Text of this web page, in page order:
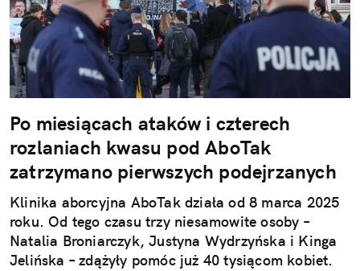
Po miesiącach ataków i czterech
rozlaniach kwasu pod AboTak
zatrzymano pierwszych podejrzanych
Klinika aborcyjna AboTak działa od 8 marca 2025
roku. Od tego czasu trzy niesamowite osoby –
Natalia Broniarczyk, Justyna Wydrzyńska i Kinga
Jelińska – zdążyły pomóc już 40 tysiącom kobiet.